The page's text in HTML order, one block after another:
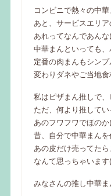
コンビニで熱々の中
あと、サービスエリ
あれってなんであん
中華まんといっても
定番の肉まんもシン
変わりダネやご当地食
私はピザまん推しで
ただ、何より推してい
あのフワフワでほの
昔、自分で中華まん
あの皮だけ売ってた
なんて思っちゃいます
みなさんの推し中華ま